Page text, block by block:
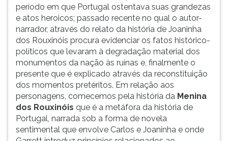
período em que Portugal ostentava suas grandezas
e atos heroicos; passado recente no qual o autor-
narrador, através do relato da história de Joaninha
dos Rouxinóis procura evidenciar os fatos histórico-
políticos que levaram à degradação material dos
monumentos da nação às ruínas e, finalmente o
presente que é explicado através da reconstituição
dos momentos pretéritos. Em relação aos
personagens, comecemos pela história da Menina
dos Rouxinóis que é a metáfora da história de
Portugal, narrada sob a forma de novela
sentimental que envolve Carlos e Joaninha e onde